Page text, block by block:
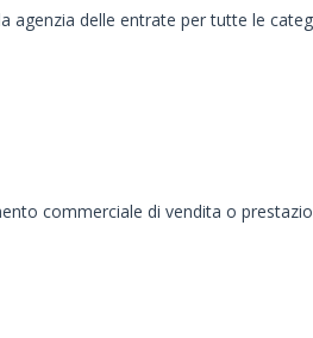
delle entrate per tutte le
commerciale di vendita o